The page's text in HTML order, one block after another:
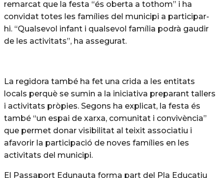
remarcat que la festa “és oberta a tothom” i ha
convidat totes les famílies del municipi a participar-
hi. “Qualsevol infant i qualsevol família podrà gaudir
de les activitats”, ha assegurat.
La regidora també ha fet una crida a les entitats
locals perquè se sumin a la iniciativa preparant tallers
i activitats pròpies. Segons ha explicat, la festa és
també “un espai de xarxa, comunitat i convivència”
que permet donar visibilitat al teixit associatiu i
afavorir la participació de noves famílies en les
activitats del municipi.
El Passaport Edunauta forma part del Pla Educatiu